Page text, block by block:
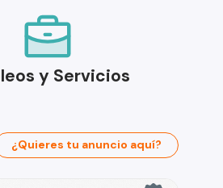
y Servicios
¿Quieres tu anuncio aquí?